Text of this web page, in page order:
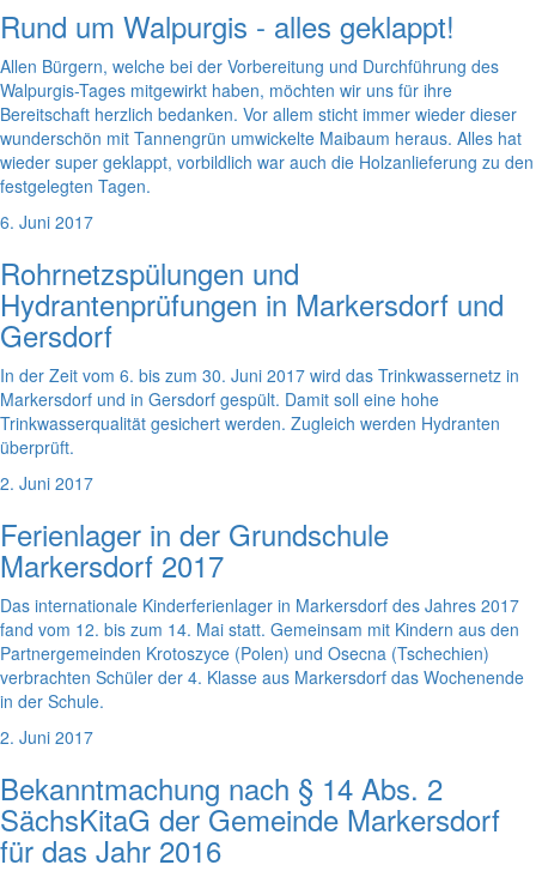
Rund um Walpurgis - alles geklappt!
Allen Bürgern, welche bei der Vorbereitung und Durchführung des
Walpurgis-Tages mitgewirkt haben, möchten wir uns für ihre
Bereitschaft herzlich bedanken. Vor allem sticht immer wieder dieser
wunderschön mit Tannengrün umwickelte Maibaum heraus. Alles hat
wieder super geklappt, vorbildlich war auch die Holzanlieferung zu den
festgelegten Tagen.
6. Juni 2017
Rohrnetzspülungen und
Hydrantenprüfungen in Markersdorf und
Gersdorf
In der Zeit vom 6. bis zum 30. Juni 2017 wird das Trinkwassernetz in
Markersdorf und in Gersdorf gespült. Damit soll eine hohe
Trinkwasserqualität gesichert werden. Zugleich werden Hydranten
überprüft.
2. Juni 2017
Ferienlager in der Grundschule
Markersdorf 2017
Das internationale Kinderferienlager in Markersdorf des Jahres 2017
fand vom 12. bis zum 14. Mai statt. Gemeinsam mit Kindern aus den
Partnergemeinden Krotoszyce (Polen) und Osecna (Tschechien)
verbrachten Schüler der 4. Klasse aus Markersdorf das Wochenende
in der Schule.
2. Juni 2017
Bekanntmachung nach § 14 Abs. 2
SächsKitaG der Gemeinde Markersdorf
für das Jahr 2016